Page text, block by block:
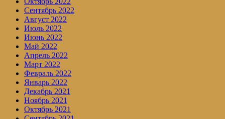
Сентябрь 2022
Август 2022
Июль 2022
Июнь 2022
Май 2022
Апрель 2022
Март 2022
Февраль 2022
Январь 2022
Декабрь 2021
Ноябрь 2021
Октябрь 2021